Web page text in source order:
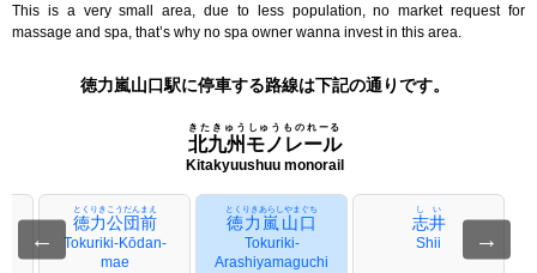
This is a very small area, due to less population, no market request for
massage and spa, that’s why no spa owner wanna invest in this area.
徳力嵐山口駅に停車する路線は下記の通りです。
北九州モノレール
きたきゅうしゅうものれーる
Kitakyuushuu monorail
←
徳力公団前
とくりきこうだんまえ
Tokuriki-Kōdan-
mae
徳力嵐山口
とくりきあらしやまぐち
Tokuriki-
Arashiyamaguchi
志井
しい
Shii →